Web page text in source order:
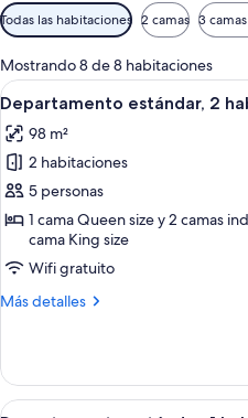
Filtros
disponibles
para
las
habitaciones
Todas las habitaciones 2 camas 3
Mostrando 8 de 8 habitaciones
Ver
todas
las
fotos
de
Departamento
estándar,
2
habitaciones
7
Departamento estándar, 2
98 m²
2 habitaciones
5 personas
1 cama Queen size y 2 camas
cama King size
Wifi gratuito
Más detalles
Más
estándar,
Ver